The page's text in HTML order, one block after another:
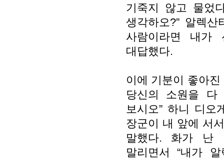
기죽지 않고 물었
생각하오?” 알렉
사람이라면 내가
대답했다.
이에 기분이 좋아
당신의 소원을
보시오” 하니 디오
장군이 내 앞에 서
말했다. 화가 난
말리면서 “내가